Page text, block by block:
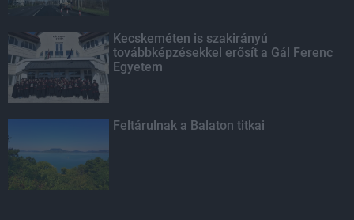
Kecskeméten is szakirányú
továbbképzésekkel erősít a Gál Ferenc
Egyetem
Feltárulnak a Balaton titkai